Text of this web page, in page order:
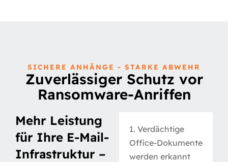
SICHERE ANHÄNGE - STARKE ABWEHR
Zuverlässiger Schutz vor
Ransomware-Anriffen
Mehr Leistung
für Ihre E-Mail-
Infrastruktur –
1. Verdächtige
Office-Dokumente
werden erkannt